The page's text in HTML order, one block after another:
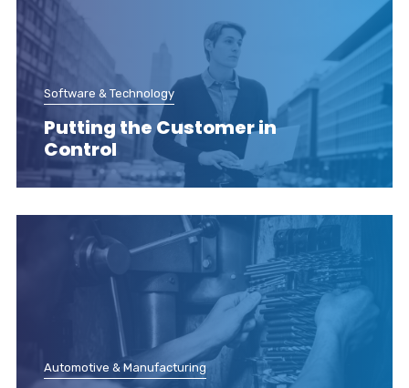
Putting the Customer in
Control
Software & Technology
Automotive & Manufacturing